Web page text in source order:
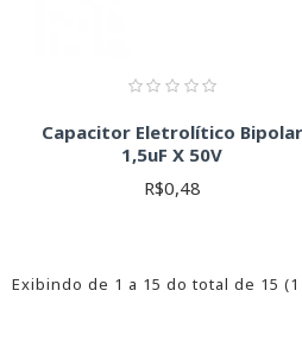
Capacitor Eletrolítico Bipolar
1,5uF X 50V
R$0,48
Exibindo de 1 a 15 do total de 15